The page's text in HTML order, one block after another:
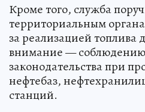
Кроме того, служба
территориальным
за реализацией топлива
внимание —
законодательства при
нефтебаз,
станций.